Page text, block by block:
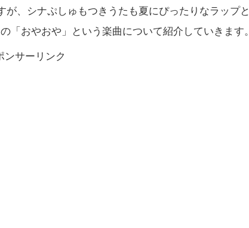
、シナぷしゅもつきうたも夏にぴったりなラップと
「おやおや」という楽曲について紹介していきます。
ンサーリンク